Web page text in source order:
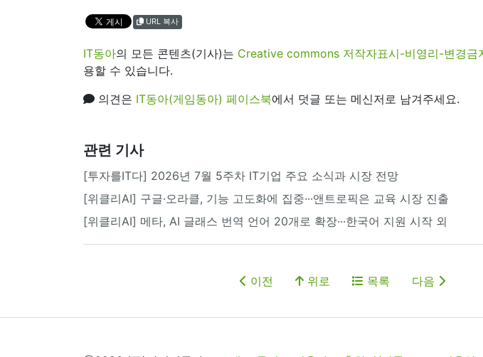
URL 복사
IT동아의 모든 콘텐츠(기사)는 Creative commons 저작자표시-비영리-변경금
용할 수 있습니다.
의견은 IT동아(게임동아) 페이스북에서 덧글 또는 메신저로 남겨주세요.
관련 기사
[투자를IT다] 2026년 7월 5주차 IT기업 주요 소식과 시장 전망
[위클리AI] 구글·오라클, 기능 고도화에 집중···앤트로픽은 교육 시장 진출
[위클리AI] 메타, AI 글래스 번역 언어 20개로 확장···한국어 지원 시작 외
이전 위로 목록 다음